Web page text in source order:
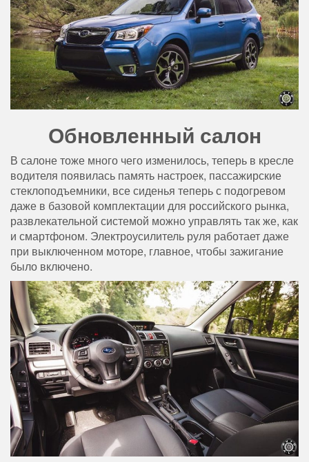
Обновленный салон
В салоне тоже много чего изменилось, теперь в кресле
водителя появилась память настроек, пассажирские
стеклоподъемники, все сиденья теперь с подогревом
даже в базовой комплектации для российского рынка,
развлекательной системой можно управлять так же, как
и смартфоном. Электроусилитель руля работает даже
при выключенном моторе, главное, чтобы зажигание
было включено.